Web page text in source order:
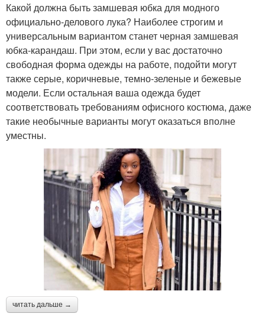
Какой должна быть замшевая юбка для модного
официально-делового лука? Наиболее строгим и
универсальным вариантом станет черная замшевая
юбка-карандаш. При этом, если у вас достаточно
свободная форма одежды на работе, подойти могут
также серые, коричневые, темно-зеленые и бежевые
модели. Если остальная ваша одежда будет
соответствовать требованиям офисного костюма, даже
такие необычные варианты могут оказаться вполне
уместны.
читать дальше →